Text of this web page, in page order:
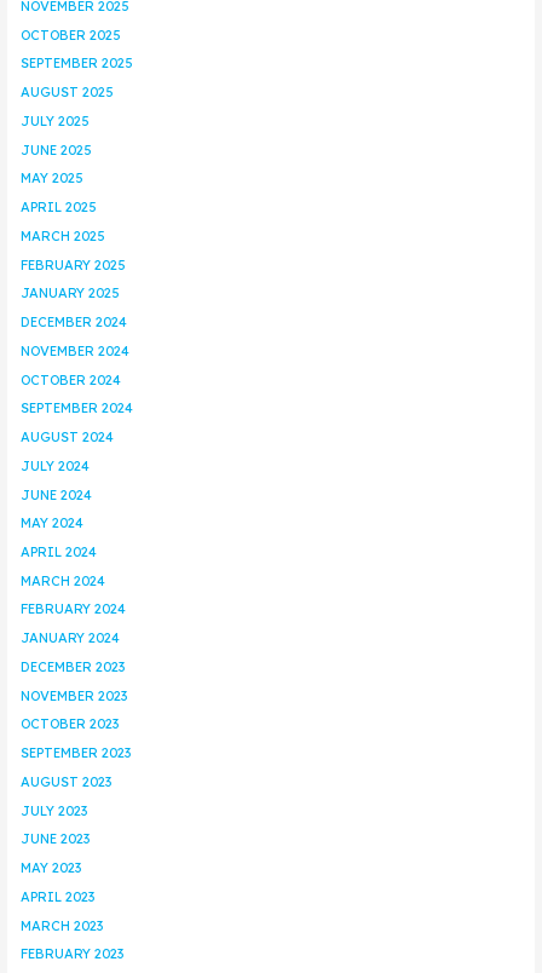
NOVEMBER 2025
OCTOBER 2025
SEPTEMBER 2025
AUGUST 2025
JULY 2025
JUNE 2025
MAY 2025
APRIL 2025
MARCH 2025
FEBRUARY 2025
JANUARY 2025
DECEMBER 2024
NOVEMBER 2024
OCTOBER 2024
SEPTEMBER 2024
AUGUST 2024
JULY 2024
JUNE 2024
MAY 2024
APRIL 2024
MARCH 2024
FEBRUARY 2024
JANUARY 2024
DECEMBER 2023
NOVEMBER 2023
OCTOBER 2023
SEPTEMBER 2023
AUGUST 2023
JULY 2023
JUNE 2023
MAY 2023
APRIL 2023
MARCH 2023
FEBRUARY 2023